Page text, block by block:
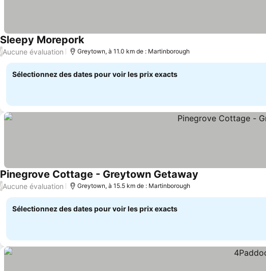
Sleepy MoreporkConsulter les prix
/Aucune évaluation Greytown, à 11.0 km de : Martinborough
Sélectionnez des dates pour voir les prix exacts
Pinegrove Cottage - Greytown Getaway
/Aucune évaluation Greytown, à 15.5 km de : Martinborough
Sélectionnez des dates pour voir les prix exacts